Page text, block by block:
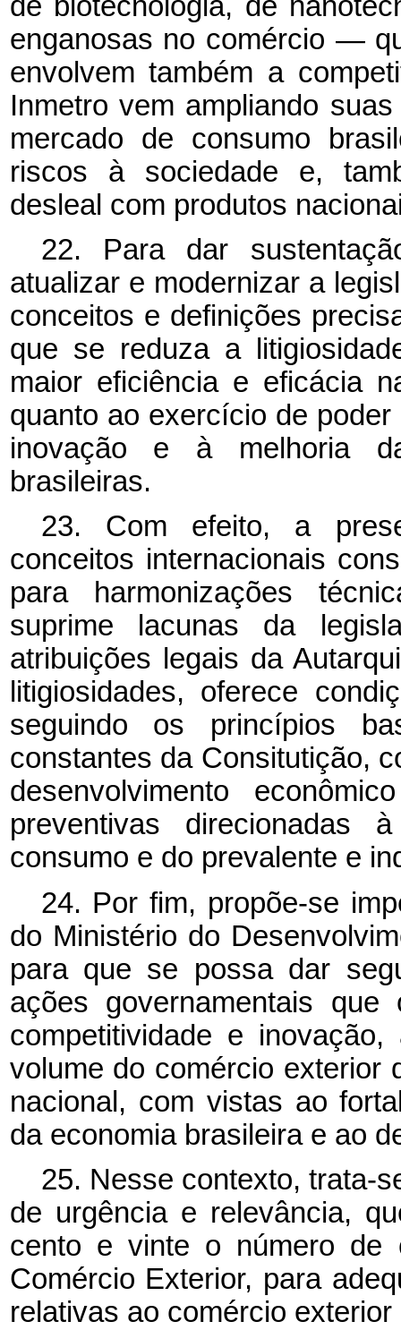
enganosas no comércio —
envolvem também a
Inmetro vem ampliando
mercado de consumo
riscos à sociedade e,
desleal com produtos
22. Para dar
atualizar e modernizar a
conceitos e definições
que se reduza a
maior eficiência e eficácia
quanto ao exercício de
inovação e à melhoria
brasileiras.
23. Com efeito, a
conceitos internacionais
para harmonizações
suprime lacunas da
atribuições legais da
litigiosidades, oferece
seguindo os princípios
constantes da Consitutição,
desenvolvimento
preventivas direcionadas
consumo e do prevalente e
24. Por fim, propõe-se
do Ministério do
para que se possa dar
ações governamentais
competitividade e
volume do comércio exterior
nacional, com vistas ao
da economia brasileira e ao
25. Nesse contexto, trata-
de urgência e relevância,
cento e vinte o número de
Comércio Exterior, para
relativas ao comércio